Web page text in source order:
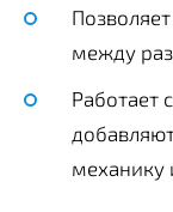
между
Работает
механику